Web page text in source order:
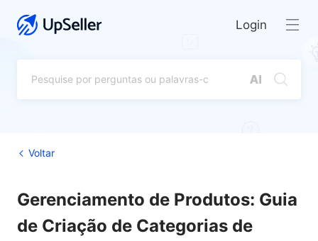
Login
Voltar
Gerenciamento de Produtos: Guia
de Criação de Categorias de